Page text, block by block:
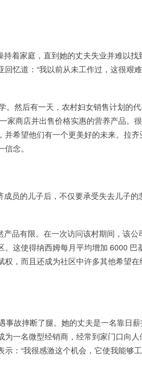
着家庭，直到她的丈夫失业并难以找
忆道：“我以前从未工作过，这很艰
。然后有一天，农村妇女销售计划的
家商店并出售价格实惠的营养产品。
希望他们有一个更美好的未来。拉
念。
员的儿子后，不仅要承受失去儿子的
品有限。在一次访问该村期间，该公
这使得纳西姆每月平均增加 6000 巴
，而且还成为社区中许多其他希望
故摔断了腿。她的丈夫是一名靠日
一名微型经销商，经常到家门口向
：“我很感激这个机会，它使我能够